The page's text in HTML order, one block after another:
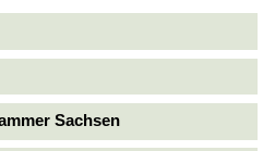
Sachsen